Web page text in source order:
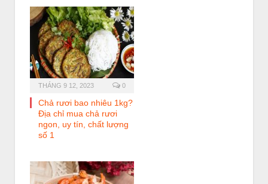
THÁNG 9 12, 2023 0
Chả rươi bao nhiêu 1kg?
Địa chỉ mua chả rươi
ngon, uy tín, chất lượng
số 1